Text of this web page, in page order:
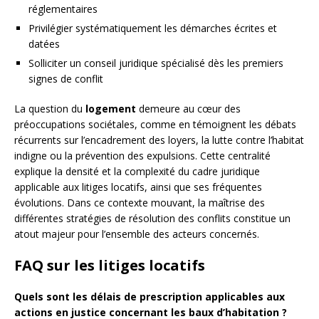
réglementaires
Privilégier systématiquement les démarches écrites et
datées
Solliciter un conseil juridique spécialisé dès les premiers
signes de conflit
La question du logement demeure au cœur des
préoccupations sociétales, comme en témoignent les débats
récurrents sur l’encadrement des loyers, la lutte contre l’habitat
indigne ou la prévention des expulsions. Cette centralité
explique la densité et la complexité du cadre juridique
applicable aux litiges locatifs, ainsi que ses fréquentes
évolutions. Dans ce contexte mouvant, la maîtrise des
différentes stratégies de résolution des conflits constitue un
atout majeur pour l’ensemble des acteurs concernés.
FAQ sur les litiges locatifs
Quels sont les délais de prescription applicables aux
actions en justice concernant les baux d’habitation ?